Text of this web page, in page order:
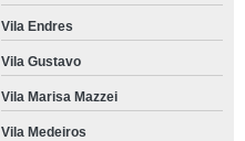
Vila Endres
Vila Gustavo
Vila Marisa Mazzei
Vila Medeiros